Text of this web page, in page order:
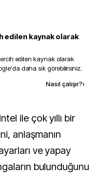
edilen kaynak olarak
edilen kaynak olarak
daha sık görebilirsiniz.
Nasıl çalışır?›
anlaşmanın
ve yapay
bulunduğunu